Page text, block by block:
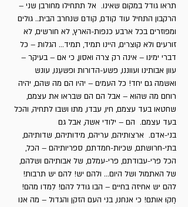
תראו גודל במקום שאינו. אל תתחילו מחורבן שני –
הרקבון התחיל עוד קודם, קודם שנחרב הבית.. גולים
ומפוזרים בכל ארבע כנפות-הארץ, לא חורשים, לא
זורעים ולא קוצרים, היינו תמיד, תמיד... הגלות – כל
דברי ימינו – אינה רק צרה ואסון, כי אם – בעיקר –
עוון אבותינו ועווננו, פשע-הדורות ופשעֵנו, עונש
ואשמה גם יחד! כל העמים – יהיו הם מה שהם, יהיה
רוחם מה שהוא – אבל הם הם שבראו את עצמם,
שחטאו בעד עצמם, חיו, עבדו, מתו ושבו לתחיה, והכל
בעד עצמם. הם – ילודי אשה, אבל גם
בני-אדם. ארצותיהם, עריהם, מידותיהם, שדותיהם,
בתי-חרושתם, שכיות-חמדתם, ספריותיהם – הכל,
הכל פרי-עבודתם, פרי-עמלם, של אבותיהם ושלהם,
של האתמול ושל היום... ולהם יש! להם יש תרבות!
להם יש אחיזה בחיים – הבו גודל להם! לִמדו מהם!
חַקוּ אותם! כי אנחנו, בני העם הזקן והגדול – מה אנו